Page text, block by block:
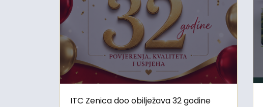
ITC Zenica doo obilježava 32 godine